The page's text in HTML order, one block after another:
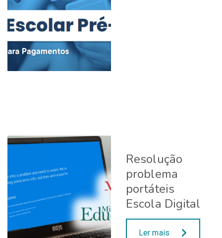
Resolução
problema
portáteis
Escola Digital
Ler mais